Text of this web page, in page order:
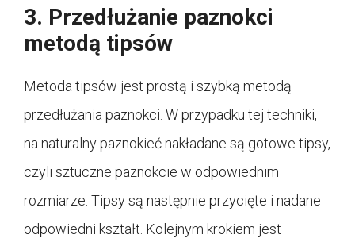
3. Przedłużanie paznokci
metodą tipsów
Metoda tipsów jest prostą i szybką metodą
przedłużania paznokci. W przypadku tej techniki,
na naturalny paznokieć nakładane są gotowe tipsy,
czyli sztuczne paznokcie w odpowiednim
rozmiarze. Tipsy są następnie przycięte i nadane
odpowiedni kształt. Kolejnym krokiem jest